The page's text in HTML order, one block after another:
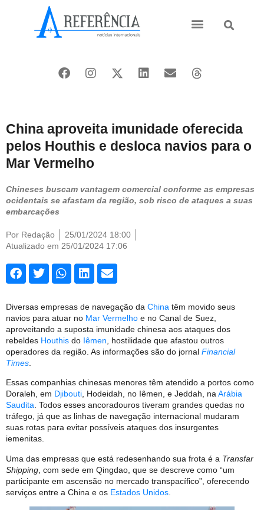
China aproveita imunidade oferecida
pelos Houthis e desloca navios para o
Mar Vermelho
Chineses buscam vantagem comercial conforme as empresas
ocidentais se afastam da região, sob risco de ataques a suas
embarcações
Por Redação
25/01/2024 18:00
Atualizado em 25/01/2024 17:06
Diversas empresas de navegação da China têm movido seus
navios para atuar no Mar Vermelho e no Canal de Suez,
aproveitando a suposta imunidade chinesa aos ataques dos
rebeldes Houthis do Iêmen , hostilidade que afastou outros
operadores da região. As informações são do jornal Financial
Times
Essas companhias chinesas menores têm atendido a portos como
Doraleh, em Djibouti, Hodeidah, no Iêmen, e Jeddah, naArábia
Saudita. Todos esses ancoradouros tiveram grandes quedas no
tráfego, já que as linhas de navegação internacional mudaram
suas rotas para evitar possíveis ataques dos insurgentes
iemenitas.
Uma das empresas que está redesenhando sua frota é a Transfar
Shipping , com sede em Qingdao, que se descreve como “um
participante em ascensão no mercado transpacífico”, oferecendo
serviços entre a China e os Estados Unidos